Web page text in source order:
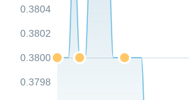
0.3798
0.3800
0.3802
0.3804